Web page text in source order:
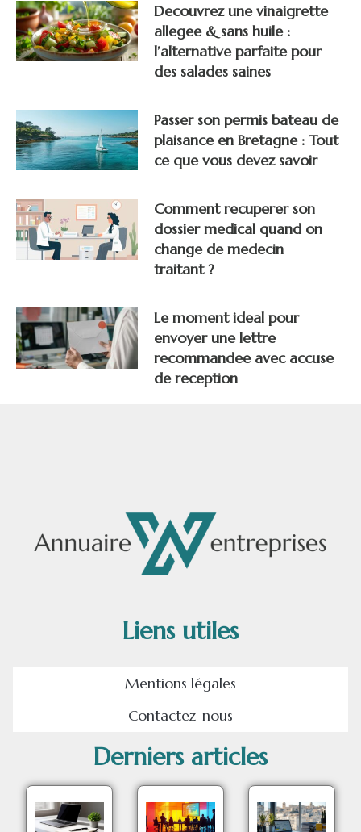
Decouvrez une vinaigrette
allegee & sans huile :
l’alternative parfaite pour
des salades saines
Passer son permis bateau de
plaisance en Bretagne : Tout
ce que vous devez savoir
Comment recuperer son
dossier medical quand on
change de medecin
traitant ?
Le moment ideal pour
envoyer une lettre
recommandee avec accuse
de reception
Liens utiles
Mentions légales
Contactez-nous
Derniers articles